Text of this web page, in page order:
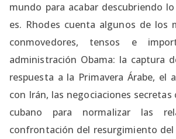
mundo para acabar descubriendo
es. Rhodes cuenta algunos de los
conmovedores, tensos e
administración Obama: la captura
respuesta a la Primavera Árabe, el
con Irán, las negociaciones
cubano para normalizar las
confrontación del resurgimiento